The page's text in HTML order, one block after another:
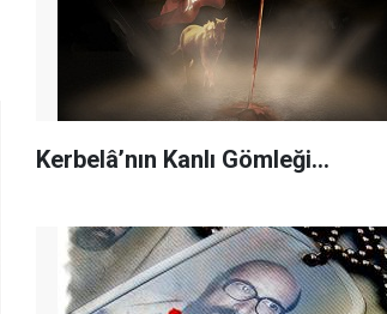
Kerbelâ’nın Kanlı Gömleği…